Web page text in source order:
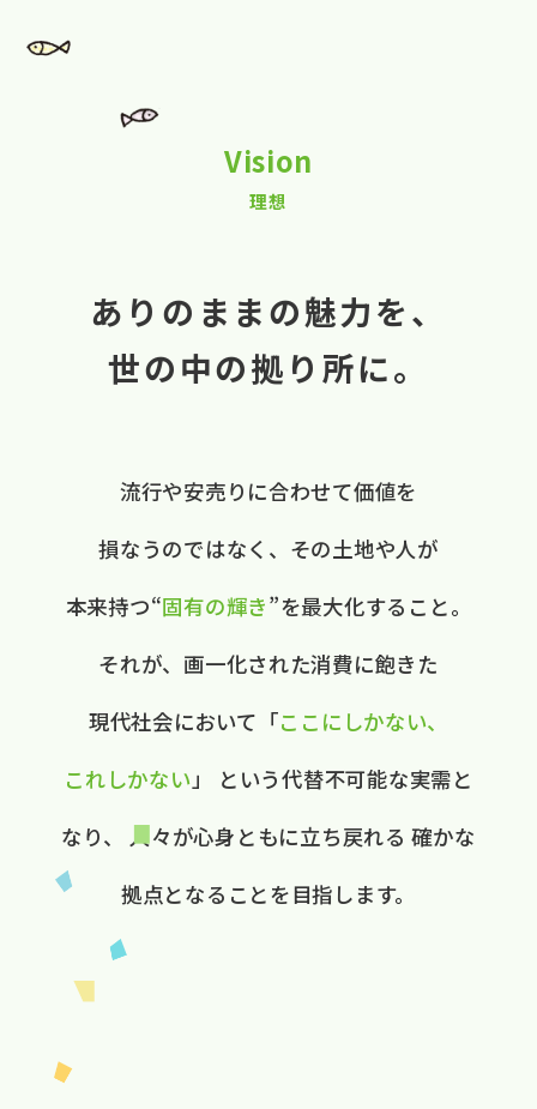
Vision
理想
ありのままの魅力を、
世の中の拠り所に。
流行や​安売りに​合わせて​価値を​
損なうのではなく、 ​その​土地や​人が​
本来持つ“固有の​輝き”を​最大化する​こと。
それが、​画一化された​消費に​飽きた​
現代社会に​おいて ​「ここに​しかない、​
これしかない 」
と​いう​代替不可能な​実需と​
なり、
人々が​心身ともに​立ち戻れる 確かな​
拠点と​なる​ことを​目指します。​